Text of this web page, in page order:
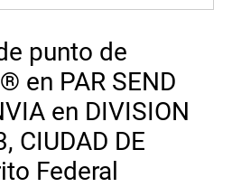
punto de
en PAR SEND
en DIVISION
CIUDAD DE
Federal